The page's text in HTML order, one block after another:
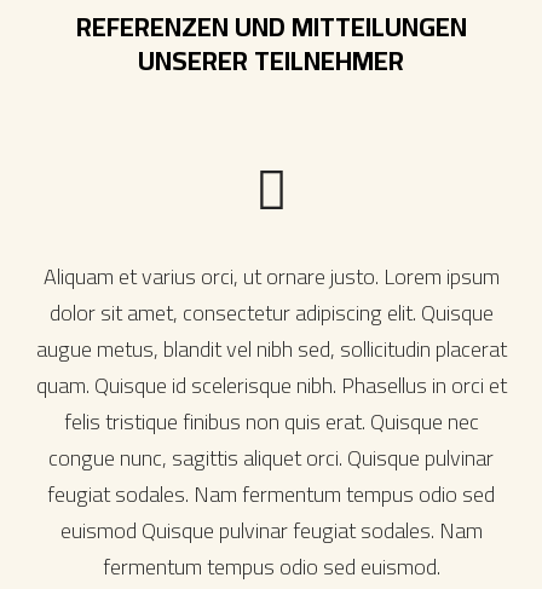
REFERENZEN UND MITTEILUNGEN
UNSERER TEILNEHMER
Aliquam et varius orci, ut ornare justo. Lorem ipsum
dolor sit amet, consectetur adipiscing elit. Quisque
augue metus, blandit vel nibh sed, sollicitudin placerat
quam. Quisque id scelerisque nibh. Phasellus in orci et
felis tristique finibus non quis erat. Quisque nec
congue nunc, sagittis aliquet orci. Quisque pulvinar
feugiat sodales. Nam fermentum tempus odio sed
euismod Quisque pulvinar feugiat sodales. Nam
fermentum tempus odio sed euismod.